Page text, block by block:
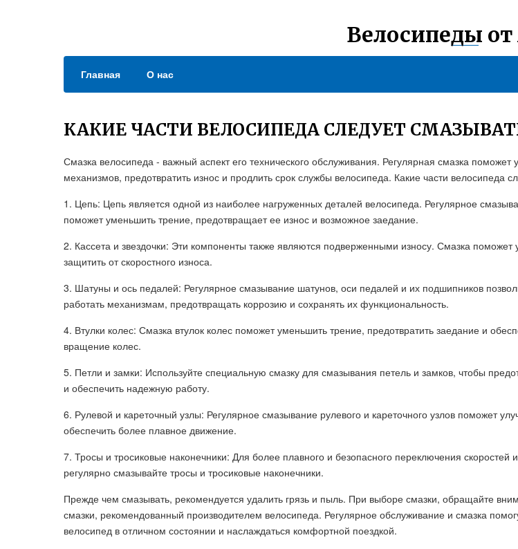
Велосипеды от
Главная О нас
КАКИЕ ЧАСТИ ВЕЛОСИПЕДА СЛЕДУЕТ
Смазка велосипеда - важный аспект его технического обслуживания. Регулярная смазка поможет
механизмов, предотвратить износ и продлить срок службы велосипеда. Какие части велосипеда
1. Цепь: Цепь является одной из наиболее нагруженных деталей велосипеда. Регулярное
поможет уменьшить трение, предотвращает ее износ и возможное заедание.
2. Кассета и звездочки: Эти компоненты также являются подверженными износу. Смазка поможет
защитить от скоростного износа.
3. Шатуны и ось педалей: Регулярное смазывание шатунов, оси педалей и их подшипников
работать механизмам, предотвращать коррозию и сохранять их функциональность.
4. Втулки колес: Смазка втулок колес поможет уменьшить трение, предотвратить заедание и
вращение колес.
5. Петли и замки: Используйте специальную смазку для смазывания петель и замков, чтобы
и обеспечить надежную работу.
6. Рулевой и кареточный узлы: Регулярное смазывание рулевого и кареточного узлов поможет
обеспечить более плавное движение.
7. Тросы и тросиковые наконечники: Для более плавного и безопасного переключения скоростей
регулярно смазывайте тросы и тросиковые наконечники.
Прежде чем смазывать, рекомендуется удалить грязь и пыль. При выборе смазки, обращайте
смазки, рекомендованный производителем велосипеда. Регулярное обслуживание и смазка
велосипед в отличном состоянии и наслаждаться комфортной поездкой.